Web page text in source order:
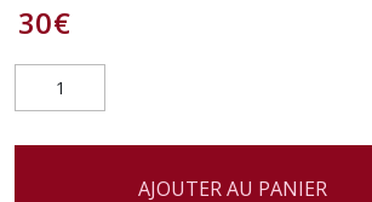
30€
AJOUTER AU PANIER